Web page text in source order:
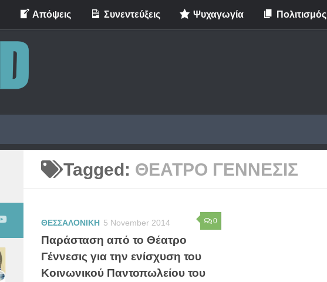
Απόψεις Συνεντεύξεις Ψυχαγωγία Πολιτισμός
Tagged: ΘΕΑΤΡΟ ΓΕΝΝΕΣΙΣ
0
ΘΕΣΣΑΛΟΝΙΚΗ 5 November 2014
Παράσταση από το Θέατρο
Γέννεσις για την ενίσχυση του
Κοινωνικού Παντοπωλείου του